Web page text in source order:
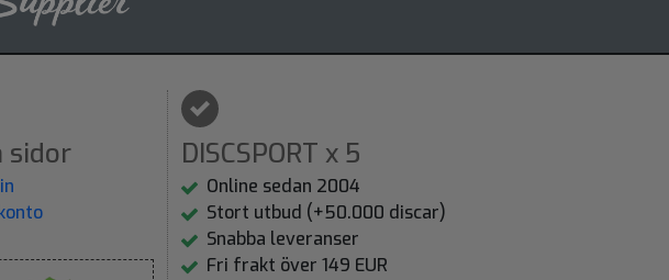
sidor DISCSPORT x 5
Online sedan 2004
Stort utbud (+50.000 discar)
Snabba leveranser
Fri frakt över 149 EUR